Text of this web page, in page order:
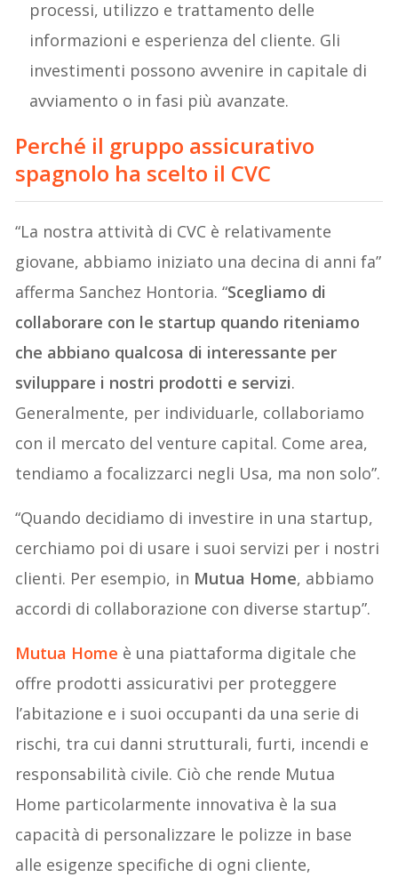
processi, utilizzo e trattamento delle
informazioni e esperienza del cliente. Gli
investimenti possono avvenire in capitale di
avviamento o in fasi più avanzate.
Perché il gruppo assicurativo
spagnolo ha scelto il CVC
“La nostra attività di CVC è relativamente
giovane, abbiamo iniziato una decina di anni fa”
afferma Sanchez Hontoria. “Scegliamo di
collaborare con le startup quando riteniamo
che abbiano qualcosa di interessante per
sviluppare i nostri prodotti e servizi.
Generalmente, per individuarle, collaboriamo
con il mercato del venture capital. Come area,
tendiamo a focalizzarci negli Usa, ma non solo”.
“Quando decidiamo di investire in una startup,
cerchiamo poi di usare i suoi servizi per i nostri
clienti. Per esempio, in Mutua Home, abbiamo
accordi di collaborazione con diverse startup”.
Mutua Home è una piattaforma digitale che
offre prodotti assicurativi per proteggere
l’abitazione e i suoi occupanti da una serie di
rischi, tra cui danni strutturali, furti, incendi e
responsabilità civile. Ciò che rende Mutua
Home particolarmente innovativa è la sua
capacità di personalizzare le polizze in base
alle esigenze specifiche di ogni cliente,